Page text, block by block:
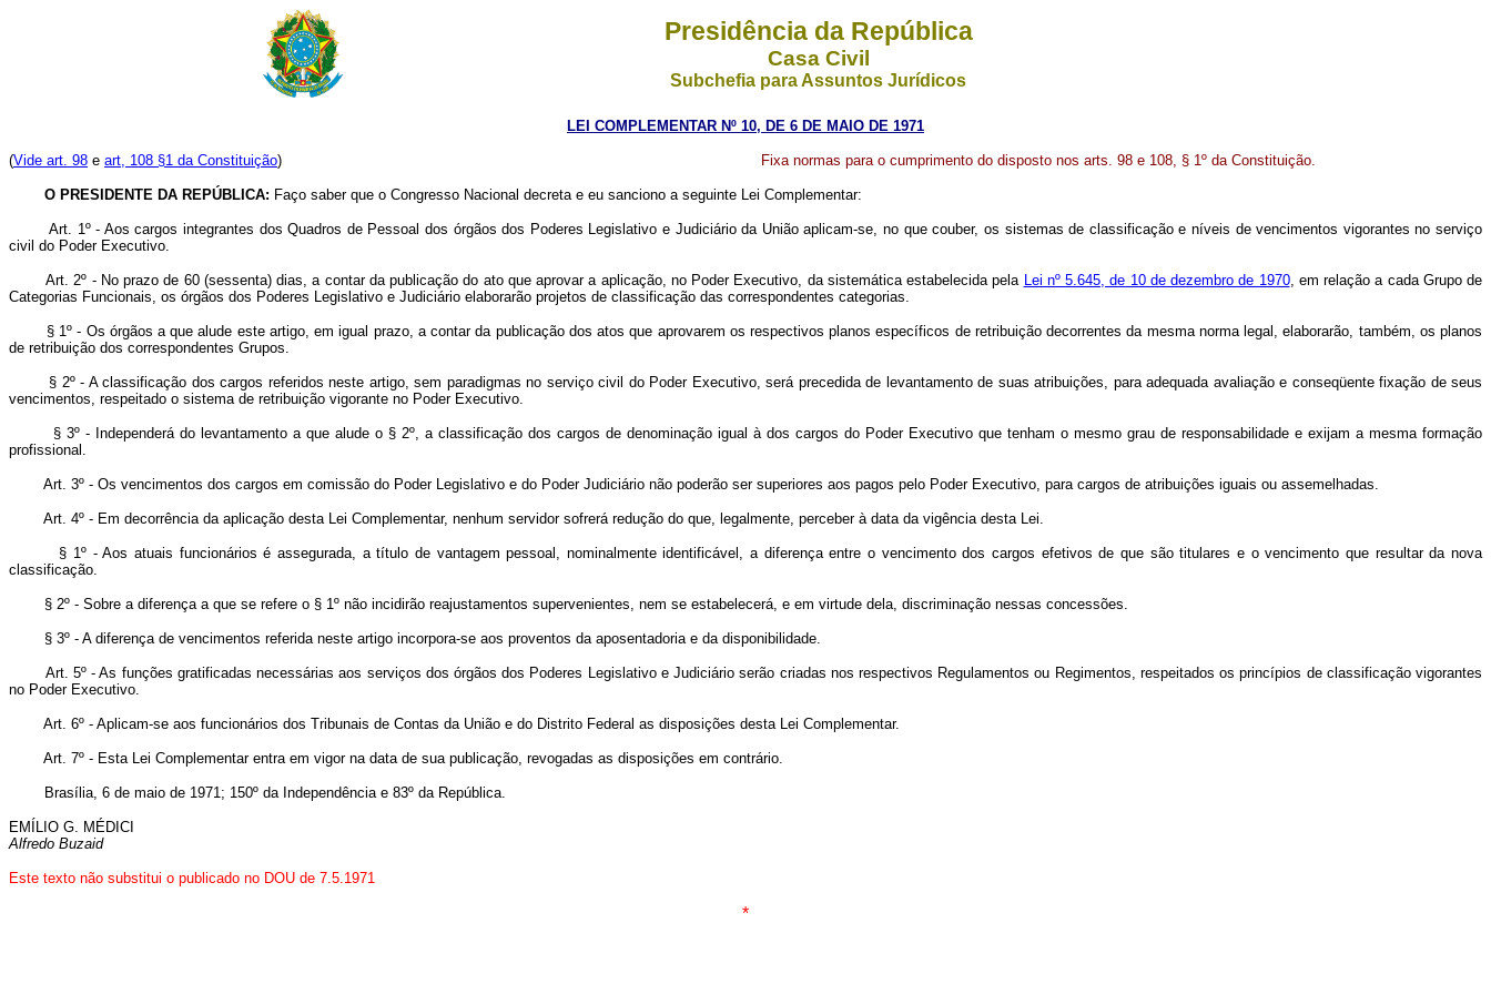
Presidência da República
Casa Civil
Subchefia para Assuntos Jurídicos
LEI COMPLEMENTAR Nº 10, DE 6 DE MAIO DE 1971
(Vide art. 98 e art, 108 §1 da Constituição) Fixa normas para o cumprimento do disposto nos arts. 98 e 108, § 1º da Constituição.
O PRESIDENTE DA REPÚBLICA: Faço saber que o Congresso Nacional decreta e eu sanciono a seguinte Lei Complementar:
Art. 1º - Aos cargos integrantes dos Quadros de Pessoal dos órgãos dos Poderes Legislativo e Judiciário da União aplicam-se, no que couber, os sistemas de classificação e níveis de vencimentos vigorantes no serviço
civil do Poder Executivo.
Art. 2º - No prazo de 60 (sessenta) dias, a contar da publicação do ato que aprovar a aplicação, no Poder Executivo, da sistemática estabelecida pela Lei nº 5.645, de 10 de dezembro de 1970, em relação a cada Grupo de
Categorias Funcionais, os órgãos dos Poderes Legislativo e Judiciário elaborarão projetos de classificação das correspondentes categorias.
§ 1º - Os órgãos a que alude este artigo, em igual prazo, a contar da publicação dos atos que aprovarem os respectivos planos específicos de retribuição decorrentes da mesma norma legal, elaborarão, também, os planos
de retribuição dos correspondentes Grupos.
§ 2º - A classificação dos cargos referidos neste artigo, sem paradigmas no serviço civil do Poder Executivo, será precedida de levantamento de suas atribuições, para adequada avaliação e conseqüente fixação de seus
vencimentos, respeitado o sistema de retribuição vigorante no Poder Executivo.
§ 3º - Independerá do levantamento a que alude o § 2º, a classificação dos cargos de denominação igual à dos cargos do Poder Executivo que tenham o mesmo grau de responsabilidade e exijam a mesma formação
profissional.
Art. 3º - Os vencimentos dos cargos em comissão do Poder Legislativo e do Poder Judiciário não poderão ser superiores aos pagos pelo Poder Executivo, para cargos de atribuições iguais ou assemelhadas.
Art. 4º - Em decorrência da aplicação desta Lei Complementar, nenhum servidor sofrerá redução do que, legalmente, perceber à data da vigência desta Lei.
§ 1º - Aos atuais funcionários é assegurada, a título de vantagem pessoal, nominalmente identificável, a diferença entre o vencimento dos cargos efetivos de que são titulares e o vencimento que resultar da nova
classificação.
§ 2º - Sobre a diferença a que se refere o § 1º não incidirão reajustamentos supervenientes, nem se estabelecerá, e em virtude dela, discriminação nessas concessões.
§ 3º - A diferença de vencimentos referida neste artigo incorpora-se aos proventos da aposentadoria e da disponibilidade.
Art. 5º - As funções gratificadas necessárias aos serviços dos órgãos dos Poderes Legislativo e Judiciário serão criadas nos respectivos Regulamentos ou Regimentos, respeitados os princípios de classificação vigorantes
no Poder Executivo.
Art. 6º - Aplicam-se aos funcionários dos Tribunais de Contas da União e do Distrito Federal as disposições desta Lei Complementar.
Art. 7º - Esta Lei Complementar entra em vigor na data de sua publicação, revogadas as disposições em contrário.
Brasília, 6 de maio de 1971; 150º da Independência e 83º da República.
EMÍLIO G. MÉDICI
Alfredo Buzaid
Este texto não substitui o publicado no DOU de 7.5.1971
*